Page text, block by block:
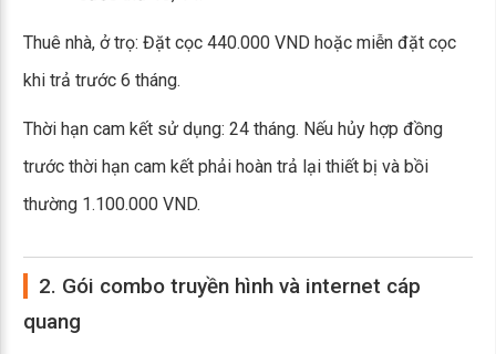
Thuê nhà, ở trọ: Đặt cọc 440.000 VND hoặc miễn đặt cọc
khi trả trước 6 tháng.
Thời hạn cam kết sử dụng: 24 tháng. Nếu hủy hợp đồng
trước thời hạn cam kết phải hoàn trả lại thiết bị và bồi
thường 1.100.000 VND.
2. Gói combo truyền hình và internet cáp
quang